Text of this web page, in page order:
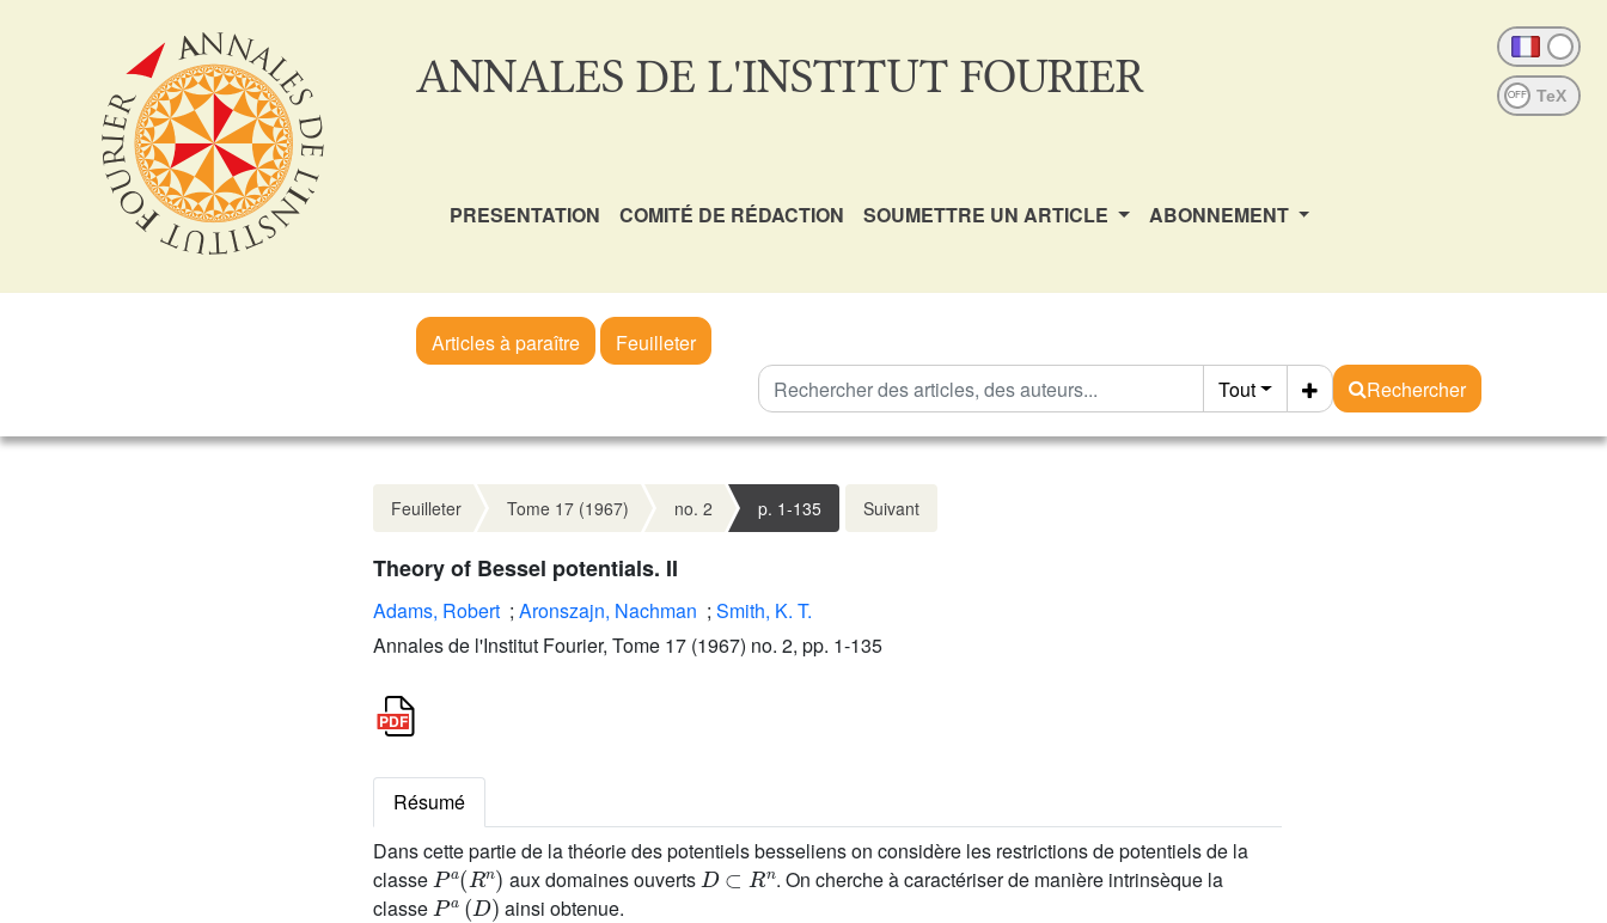
ANNALES DE L'INSTITUT FOURIER OFF
PRESENTATION COMITÉ DE RÉDACTION SOUMETTRE UN ARTICLE ABONNEMENT
Articles à paraître
Feuilleter
Tout
Rechercher
Feuilleter Tome 17 (1967) no. 2 p. 1-135 Suivant
Theory of Bessel potentials. II
Adams, Robert ; Aronszajn, Nachman ; Smith, K. T.
Annales de l'Institut Fourier, Tome 17 (1967) no. 2, pp. 1-135
Résumé
Dans cette partie de la théorie des potentiels besseliens on considère les restrictions de potentiels de la
classe
Pa(Rn)
aux domaines ouverts
D⊂Rn
. On cherche à caractériser de manière intrinsèque la
classe
P (D)
ainsi obtenue.